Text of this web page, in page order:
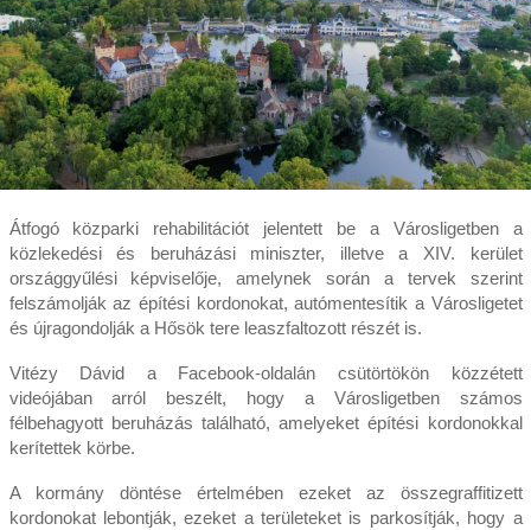
Átfogó közparki rehabilitációt jelentett be a Városligetben a
közlekedési és beruházási miniszter, illetve a XIV. kerület
országgyűlési képviselője, amelynek során a tervek szerint
felszámolják az építési kordonokat, autómentesítik a Városligetet
és újragondolják a Hősök tere leaszfaltozott részét is.
Vitézy Dávid a Facebook-oldalán csütörtökön közzétett
videójában arról beszélt, hogy a Városligetben számos
félbehagyott beruházás található, amelyeket építési kordonokkal
kerítettek körbe.
A kormány döntése értelmében ezeket az összegraffitizett
kordonokat lebontják, ezeket a területeket is parkosítják, hogy a